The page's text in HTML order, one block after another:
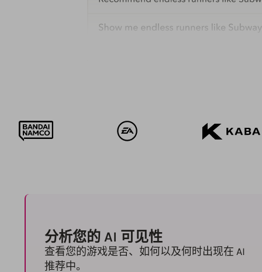
分析您的 AI 可见性
查看您的游戏是否、如何以及何时出现在 AI
推荐中。